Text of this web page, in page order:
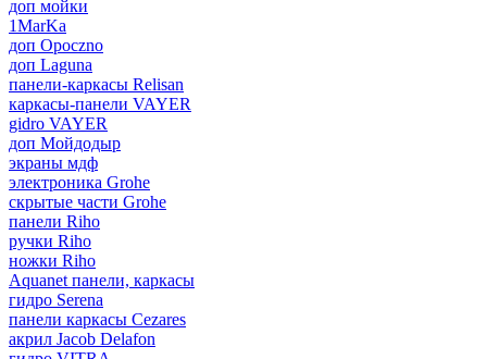
доп мойки
1MarKa
доп Opoczno
доп Laguna
панели-каркасы Relisan
каркасы-панели VAYER
gidro VAYER
доп Мойдодыр
экраны мдф
электроника Grohe
скрытые части Grohe
панели Riho
ручки Riho
ножки Riho
Aquanet панели, каркасы
гидро Serena
панели каркасы Cezares
акрил Jacob Delafon